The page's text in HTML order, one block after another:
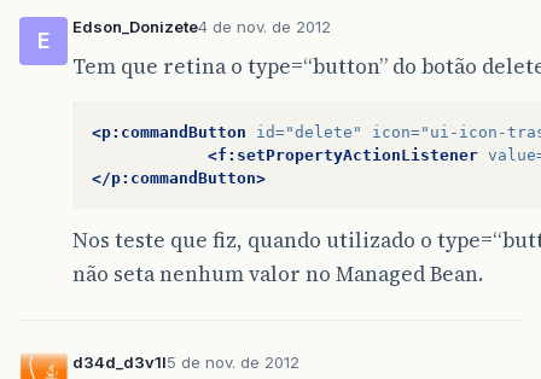
E
Edson_Donizete4 de nov. de 2012
Tem que retina o type=“button” do botão
<p:commandButton id="delete" icon="ui-icon-
<f:setPropertyActionListener
</p:commandButton>
Nos teste que fiz, quando utilizado o
não seta nenhum valor no Managed Bean.
d34d_d3v1l5 de nov. de 2012